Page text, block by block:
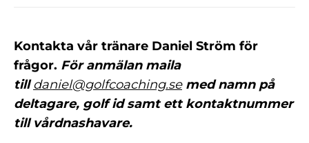
Kontakta vår tränare Daniel Ström för
frågor. För anmälan maila
till daniel@golfcoaching.semed namn på
deltagare, golf id samt ett kontaktnummer
till vårdnashavare.